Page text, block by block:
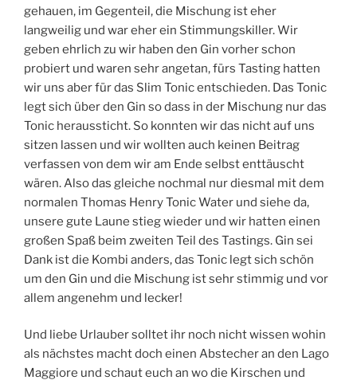
gehauen, im Gegenteil, die Mischung ist eher
langweilig und war eher ein Stimmungskiller. Wir
geben ehrlich zu wir haben den Gin vorher schon
probiert und waren sehr angetan, fürs Tasting hatten
wir uns aber für das Slim Tonic entschieden. Das Tonic
legt sich über den Gin so dass in der Mischung nur das
Tonic heraussticht. So konnten wir das nicht auf uns
sitzen lassen und wir wollten auch keinen Beitrag
verfassen von dem wir am Ende selbst enttäuscht
wären. Also das gleiche nochmal nur diesmal mit dem
normalen Thomas Henry Tonic Water und siehe da,
unsere gute Laune stieg wieder und wir hatten einen
großen Spaß beim zweiten Teil des Tastings. Gin sei
Dank ist die Kombi anders, das Tonic legt sich schön
um den Gin und die Mischung ist sehr stimmig und vor
allem angenehm und lecker!
Und liebe Urlauber solltet ihr noch nicht wissen wohin
als nächstes macht doch einen Abstecher an den Lago
Maggiore und schaut euch an wo die Kirschen und